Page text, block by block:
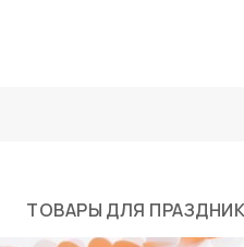
ТОВАРЫ ДЛЯ